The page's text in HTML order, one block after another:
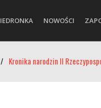
NOWOŚCI
/ Kronika narodzin II